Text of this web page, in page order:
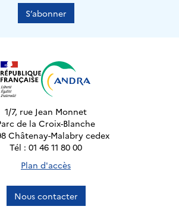
S’abonner
1/7, rue Jean Monnet
de la Croix-Blanche
Châtenay-Malabry cedex
Tél : 01 46 11 80 00
Plan d'accès
Nous contacter